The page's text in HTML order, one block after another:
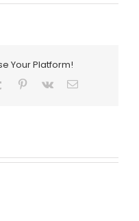
Your Platform!
Tumblr Pinterest
Vk Email